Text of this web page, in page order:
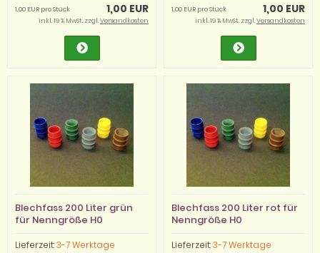
1,00 EUR
1,00 EUR pro Stück
inkl. 19 % MwSt. zzgl.Versandkosten
1,00 EUR
1,00 EUR pro Stück
inkl. 19 % MwSt. zzgl.Versandkosten
Blechfass 200 Liter grün
für Nenngröße H0
Lieferzeit:3-7 Werktage
Blechfass 200 Liter rot für
Nenngröße H0
Lieferzeit:3-7 Werktage